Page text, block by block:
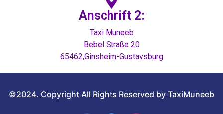
Anschrift 2:
Taxi Muneeb
Bebel Straße 20
65462,Ginsheim-Gustavsburg
©2024. Copyright All Rights Reserved by TaxiMuneeb